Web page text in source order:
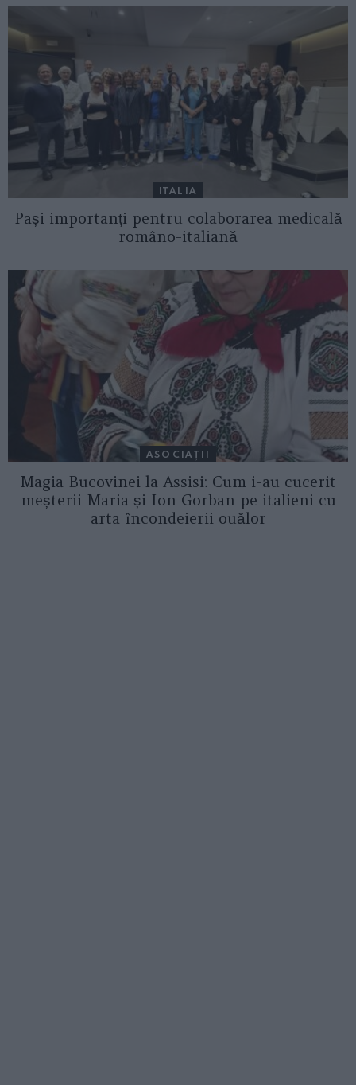
ITALIA
Pași importanți pentru colaborarea medicală
româno-italiană
ASOCIAŢII
Magia Bucovinei la Assisi: Cum i-au cucerit
meșterii Maria și Ion Gorban pe italieni cu
arta încondeierii ouălor